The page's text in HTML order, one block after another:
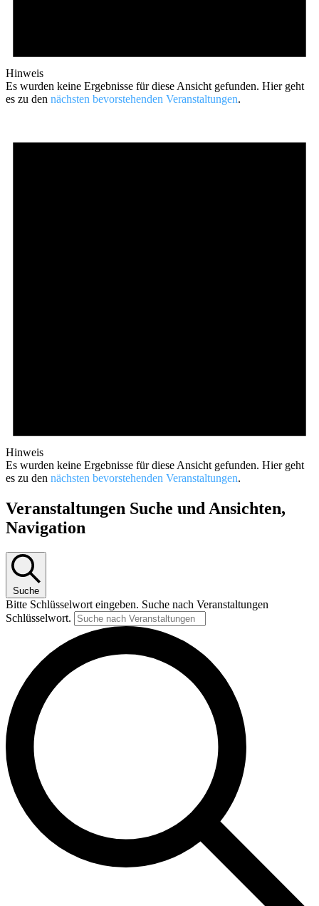
Hinweis
Es wurden keine Ergebnisse für diese Ansicht gefunden. Hier geht
es zu den nächsten bevorstehenden Veranstaltungen.
Hinweis
Es wurden keine Ergebnisse für diese Ansicht gefunden. Hier geht
es zu den nächsten bevorstehenden Veranstaltungen.
Veranstaltungen Suche und Ansichten,
Navigation
Suche
Bitte Schlüsselwort eingeben. Suche nach Veranstaltungen
Schlüsselwort.